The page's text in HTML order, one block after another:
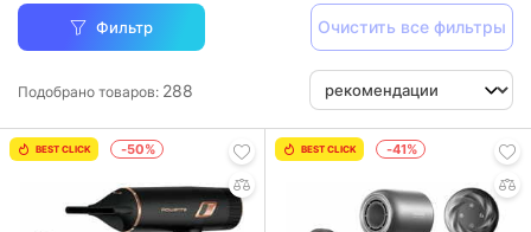
Фильтр Очистить все фильтры
Подобрано товаров: 288
BEST CLICK -50% BEST CLICK -41%